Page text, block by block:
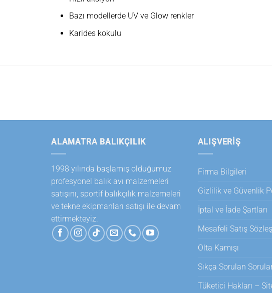
Bazı modellerde UV ve Glow renkler
Karides kokulu
ALAMATRA BALIKÇILIK
1998 yılında başlamış olduğumuz
profesyonel balık avı malzemeleri
satışını, sportif balıkçılık malzemeleri
ve tekne ekipmanları satışı ile devam
ettirmekteyiz.
ALIŞVERİŞ
Firma Bilgileri
Gizlilik ve Güvenlik
İptal ve İade Şartları
Mesafeli Satış
Olta Kamışı
Sıkça Sorulan
Tüketici Hakları –